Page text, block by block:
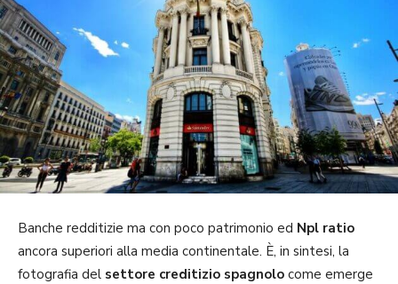
Banche redditizie ma con poco patrimonio ed Npl ratio
ancora superiori alla media continentale. È, in sintesi, la
fotografia del settore creditizio spagnolo come emerge